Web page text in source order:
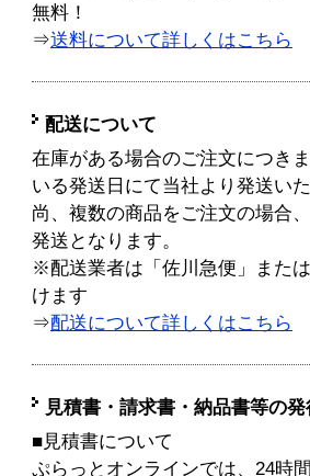
無料！
⇒送料について詳しくはこちら
配送について
在庫がある場合のご注文につき
いる発送日にて当社より発送い
尚、複数の商品をご注文の場合
発送となります。
※配送業者は「佐川急便」また
けます
⇒配送について詳しくはこちら
見積書・請求書・納品書等の
■見積書について
ぷらっとオンラインでは、24時